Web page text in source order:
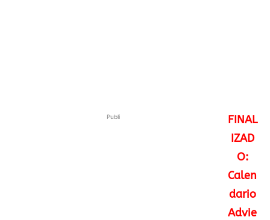
Publi
FINAL
IZAD
O:
Calen
dario
Advie